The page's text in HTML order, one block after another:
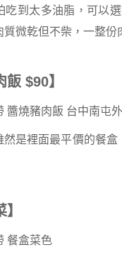
吃到太多油脂，可以
質微乾但不柴，一整
飯 $90】
然是裡面最平價的餐